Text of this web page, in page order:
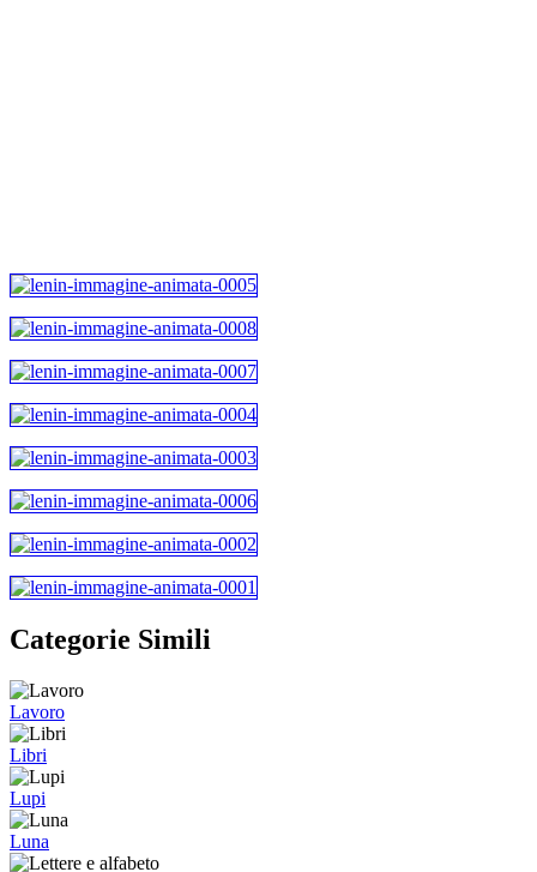
Categorie Simili
Lavoro
Libri
Lupi
Luna